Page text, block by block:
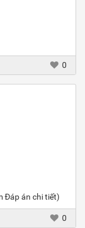
0
Đáp án chi tiết)
0